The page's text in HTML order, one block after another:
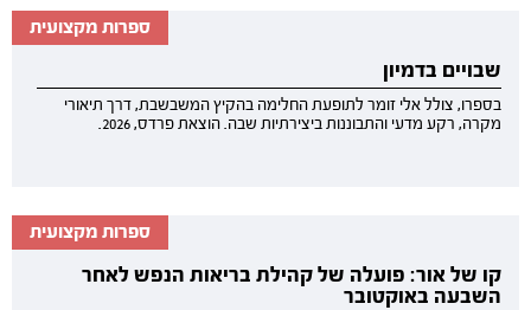
ספרות מקצועית
שבויים בדמיון
בספרו, צולל אלי זומר לתופעת החלימה בהקיץ המשבשבת, דרך תיאורי
מקרה, רקע מדעי והתבוננות ביצירתיות שבה. הוצאת פרדס, 2026.
ספרות מקצועית
קו של אור: פועלה של קהילת בריאות הנפש לאחר
השבעה באוקטובר